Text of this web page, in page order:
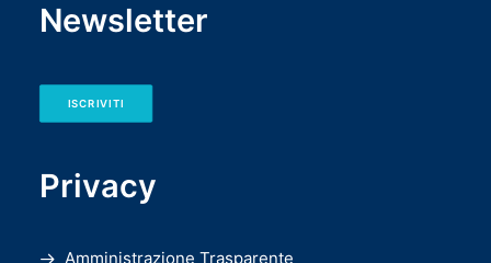
Newsletter
ISCRIVITI
Privacy
Amministrazione Trasparente